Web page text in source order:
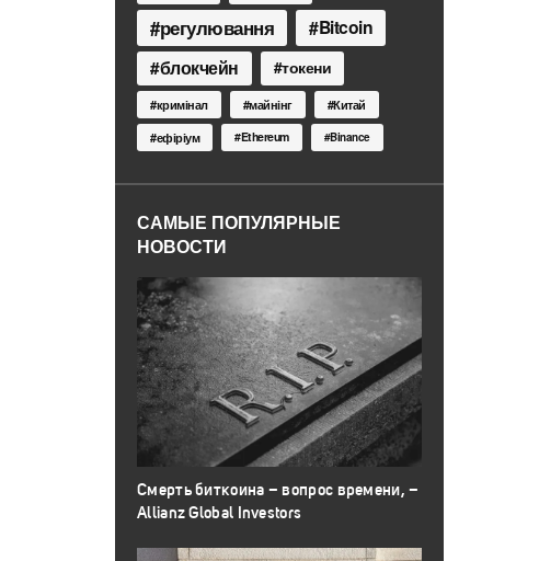
регулювання Bitcoin
блокчейн токени
кримінал майнінг
Китай
ефіріум
Ethereum Binance
САМЫЕ ПОПУЛЯРНЫЕ
НОВОСТИ
Смерть биткоина – вопрос времени, –
Allianz Global Investors